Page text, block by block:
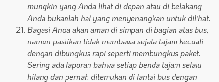
mungkin yang Anda lihat di depan atau di belakang
Anda bukanlah hal yang menyenangkan untuk dilihat.
Bagasi Anda akan aman di simpan di bagian atas bus,
namun pastikan tidak membawa sejata tajam kecuali
dengan dibungkus rapi seperti membungkus paket.
Sering ada laporan bahwa setiap benda tajam selalu
hilang dan pernah ditemukan di lantai bus dengan